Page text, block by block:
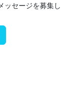
ッセージを募集し